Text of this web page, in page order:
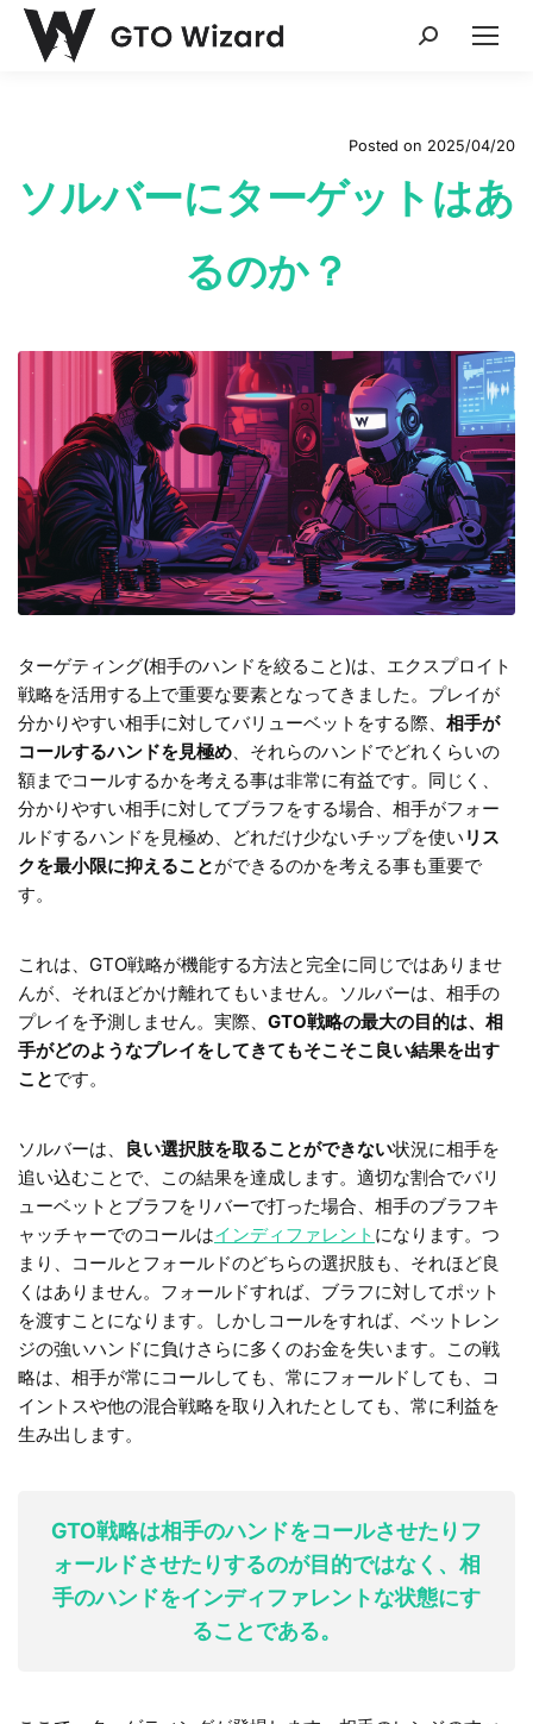
Search:
Posted on 2025/04/20
ソルバーにターゲットはあ
るのか？
ターゲティング(相手のハンドを絞ること)は、エクスプロイト
戦略を活用する上で重要な要素となってきました。プレイが
分かりやすい相手に対してバリューベットをする際、 相手が
コールするハンドを見極め 、それらのハンドでどれくらいの
額までコールするかを考える事は非常に有益です。同じく、
分かりやすい相手に対してブラフをする場合、相手がフォー
ルドするハンドを見極め、どれだけ少ないチップを使い リス
クを最小限に抑えることができるのかを考える事も重要で
す。
これは、GTO戦略が機能する方法と完全に同じではありませ
んが、それほどかけ離れてもいません。ソルバーは、相手の
プレイを予測しません。実際、 GTO戦略の最大の目的は、相
手がどのようなプレイをしてきてもそこそこ良い結果を出す
ことです。
ソルバーは、 良い選択肢を取ることができない状況に相手を
追い込むことで、この結果を達成します。適切な割合でバリ
ューベットとブラフをリバーで打った場合、相手のブラフキ
ャッチャーでのコールはインディファレント になります。つ
まり、コールとフォールドのどちらの選択肢も、それほど良
くはありません。フォールドすれば、ブラフに対してポット
を渡すことになります。しかしコールをすれば、ベットレン
ジの強いハンドに負けさらに多くのお金を失います。この戦
略は、相手が常にコールしても、常にフォールドしても、コ
イントスや他の混合戦略を取り入れたとしても、常に利益を
生み出します。
GTO戦略は相手のハンドをコールさせたりフ
ォールドさせたりするのが目的ではなく、相
手のハンドをインディファレントな状態にす
ることである。